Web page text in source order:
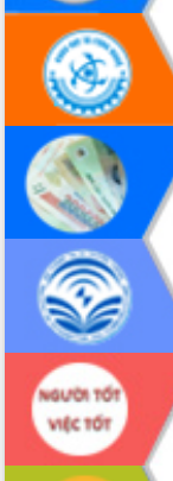
Bầu cử Quốc hội và
Lắk gửi gắm niềm tin, kỳ
phiếu
Đắk Lắk sẵn sàng các
Ngày hội bầu cử đại biểu
khóa XVI và HĐND các
2026-2031
Đảm bảo cuộc bầu cử
hội và đại biểu HĐND các
an toàn, hiệu quả, đúng
Thủ tướng Chính phủ
kiểm tra, chỉ đạo hoàn
án cao tốc và thăm khu
Đắk Lắk
Sôi nổi Hội đua ngựa
Thì Thùng mừng Xuân
Lãnh đạo tỉnh dâng
tại Đập Đồng Cam đầu
Ngành nông nghiệp phấn